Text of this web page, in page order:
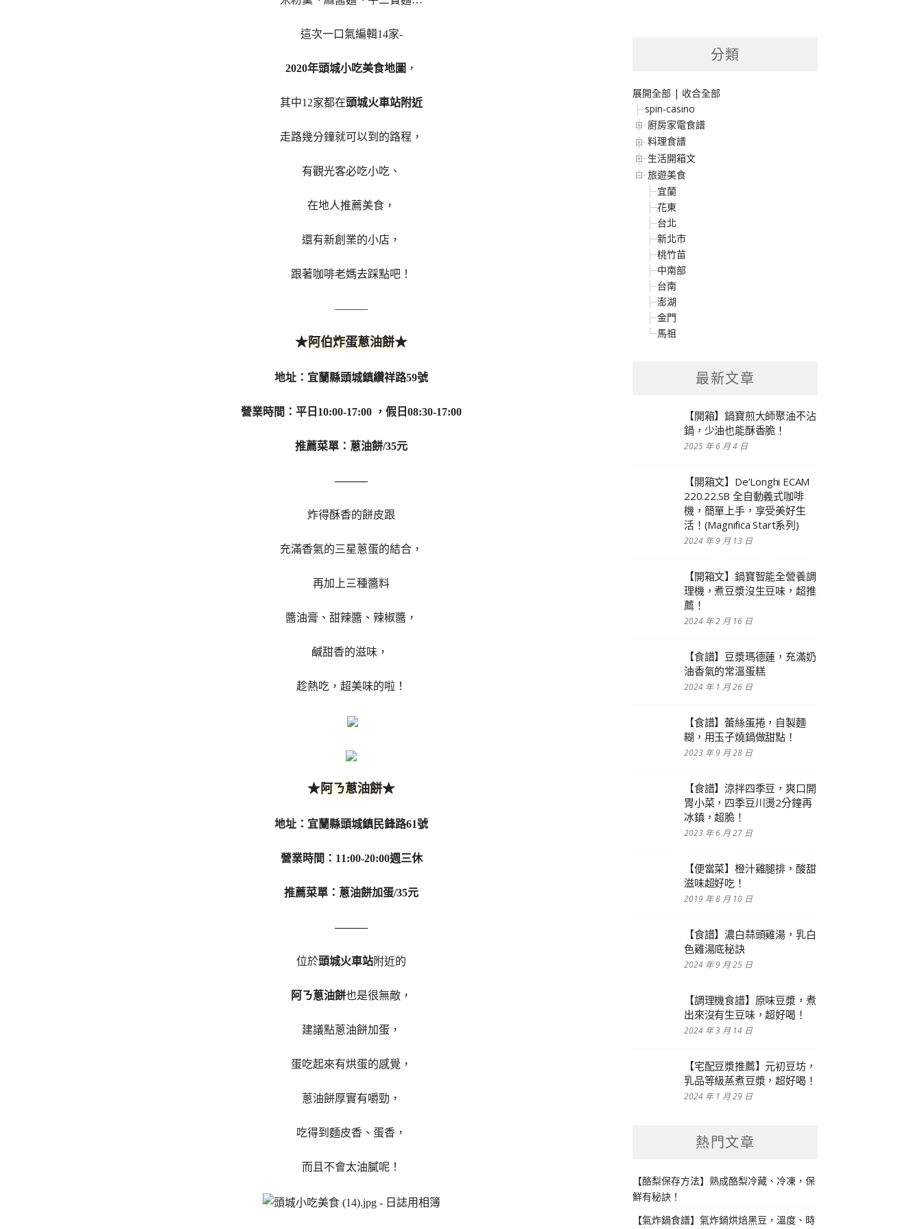
這次一口氣編輯14家-
2020年頭城小吃美食地圖 ，
其中12家都在頭城火車站附近
走路幾分鐘就可以到的路程，
有觀光客必吃小吃、
在地人推薦美食，
還有新創業的小店，
跟著咖啡老媽去踩點吧！
———
★阿伯炸蛋蔥油餅★
地址：宜蘭縣頭城鎮纘祥路59號
營業時間：平日10:00-17:00 ，假日08:30-17:00
推薦菜單：蔥油餅/35元
———
炸得酥香的餅皮跟
充滿香氣的三星蔥蛋的結合，
再加上三種醬料
醬油膏、甜辣醬、辣椒醬，
鹹甜香的滋味，
趁熱吃，超美味的啦！
★阿ㄋ蔥油餅★
地址：宜蘭縣頭城鎮民鋒路61號
營業時間：11:00-20:00週三休
推薦菜單：蔥油餅加蛋/35元
———
位於頭城火車站附近的
阿ㄋ蔥油餅也是很無敵，
建議點蔥油餅加蛋，
蛋吃起來有烘蛋的感覺，
蔥油餅厚實有嚼勁，
吃得到麵皮香、蛋香，
而且不會太油膩呢！
分類
展開全部 | 收合全部
spin-casino
廚房家電食譜
料理食譜
生活開箱文
旅遊美食
宜蘭
花東
台北
新北市
桃竹苗
中南部
台南
澎湖
金門
馬祖
最新文章
【開箱】鍋寶煎大師聚油不沾
鍋，少油也能酥香脆！
2025 年 6 月 4 日
【開箱文】De’Longhi ECAM
220.22.SB 全自動義式咖啡
機，簡單上手，享受美好生
活！(Magnifica Start系列)
2024 年 9 月 13 日
【開箱文】鍋寶智能全營養調
理機，煮豆漿沒生豆味，超推
薦！
2024 年 2 月 16 日
【食譜】豆漿瑪德蓮，充滿奶
油香氣的常溫蛋糕
2024 年 1 月 26 日
【食譜】蕾絲蛋捲，自製麵
糊，用玉子燒鍋做甜點！
2023 年 9 月 28 日
【食譜】涼拌四季豆，爽口開
胃小菜，四季豆川燙2分鐘再
冰鎮，超脆！
2023 年 6 月 27 日
【便當菜】橙汁雞腿排，酸甜
滋味超好吃！
2019 年 8 月 10 日
【食譜】濃白蒜頭雞湯，乳白
色雞湯底秘訣
2024 年 9 月 25 日
【調理機食譜】原味豆漿，煮
出來沒有生豆味，超好喝！
2024 年 3 月 14 日
【宅配豆漿推薦】元初豆坊，
乳品等級蒸煮豆漿，超好喝！
2024 年 1 月 29 日
熱門文章
【酪梨保存方法】熟成酪梨冷藏、冷凍，保
鮮有秘訣！
【氣炸鍋食譜】氣炸鍋烘焙黑豆，溫度、時